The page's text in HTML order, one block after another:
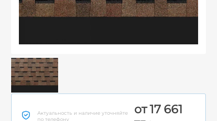
Актуальность и наличие уточняйте
по телефону
от 17 661